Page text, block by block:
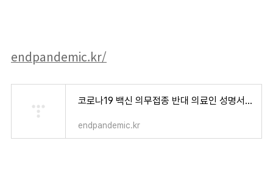
endpandemic.kr/
코로나19 백신 의무접종 반대 의료인 성명서 – 전국민 서명 운동
endpandemic.kr